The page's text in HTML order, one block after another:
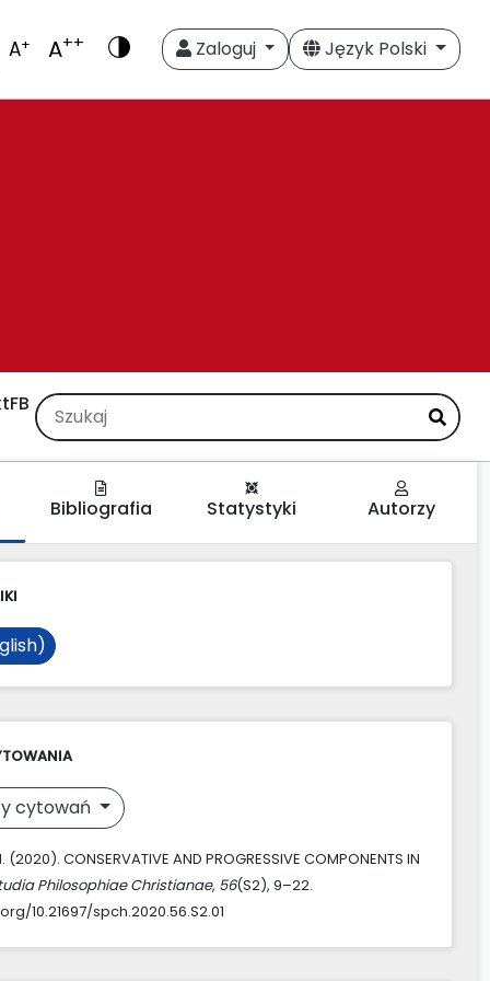
A+ A++ Zaloguj Język Polski
FB
Bibliografia Statystyki Autorzy
cytowań
CONSERVATIVE AND PROGRESSIVE COMPONENTS IN
Philosophiae Christianae, 56(S2), 9–22.
10.21697/spch.2020.56.S2.01